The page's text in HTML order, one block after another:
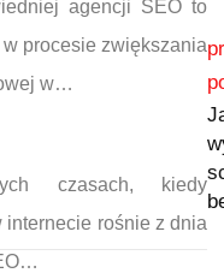
agencji SEO to
procesie zwiększania
w…
czasach, kiedy
internecie rośnie z dnia